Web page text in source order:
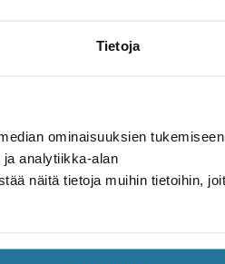
Tietoja
ominaisuuksien tukemiseen
analytiikka-alan
näitä tietoja muihin tietoihin,
Collosus T Series
painotteinen Collosus N,
rohkaisee ajamaan